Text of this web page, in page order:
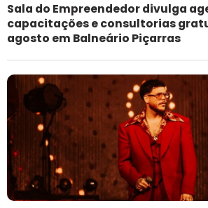
Sala do Empreendedor divulga
capacitações e consultorias
agosto em Balneário Piçarras